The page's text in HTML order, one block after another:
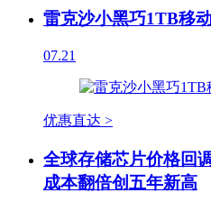
雷克沙小黑巧1TB移
07.21
优惠直达 >
全球存储芯片价格回
成本翻倍创五年新高